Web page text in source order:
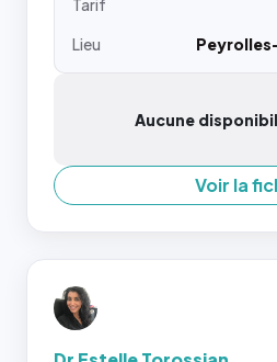
Tarif
Lieu
Aucune
Voir la